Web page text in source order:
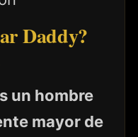
Daddy?
un hombre
mayor de